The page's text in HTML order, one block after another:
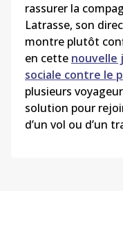
rassurer la
Latrasse, son
montre plutôt
en cette nouvelle
sociale contre le
plusieurs
solution pour
d’un vol ou d’un